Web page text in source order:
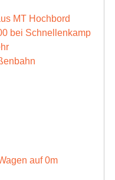
MT Hochbord
bei Schnellenkamp
auf 0m